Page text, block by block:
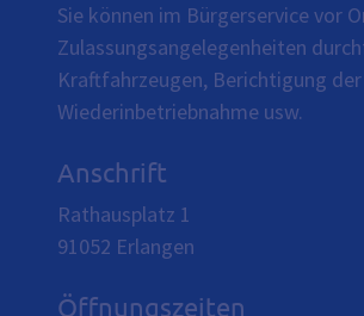
Sie können im Bürgerservice vor
Zulassungsangelegenheiten
Kraftfahrzeugen, Berichtigung
Wiederinbetriebnahme usw.
Anschrift
Rathausplatz 1
91052 Erlangen
Öffnungszeiten